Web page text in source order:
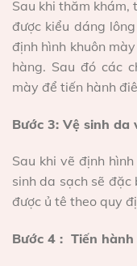
Sau khi thăm khám,
được kiểu dáng
định hình khuôn
hàng. Sau đó các
mày để tiến hành
Bước 3: Vệ sinh da
Sau khi vẽ định
sinh da sạch sẽ
được ủ tê theo quy
Bước 4 : Tiến